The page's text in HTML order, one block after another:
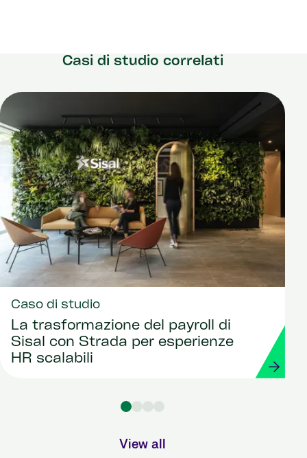
Casi di studio correlati
Caso di studio
La trasformazione del payroll di
Sisal con Strada per esperienze
HR scalabili
View all